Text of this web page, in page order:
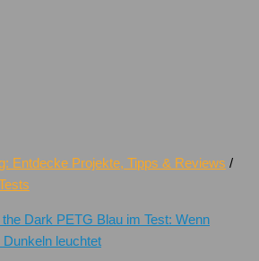
Entdecke Projekte, Tipps & Reviews /
Dark PETG Blau im Test: Wenn
leuchtet